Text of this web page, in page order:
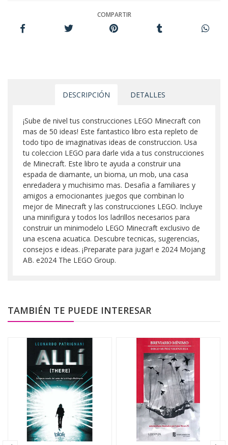
COMPARTIR
DESCRIPCIÓN DETALLES
¡Sube de nivel tus construcciones LEGO Minecraft con
mas de 50 ideas! Este fantastico libro esta repleto de
todo tipo de imaginativas ideas de construccion. Usa
tu coleccion LEGO para darle vida a tus construcciones
de Minecraft. Este libro te ayuda a construir una
espada de diamante, un bioma, un mob, una casa
enredadera y muchisimo mas. Desafia a familiares y
amigos a emocionantes juegos que combinan lo
mejor de Minecraft y las construcciones LEGO. Incluye
una minifigura y todos los ladrillos necesarios para
construir un minimodelo LEGO Minecraft exclusivo de
una escena acuatica. Descubre tecnicas, sugerencias,
consejos e ideas. ¡Preparate para jugar! e 2024 Mojang
AB. e2024 The LEGO Group.
TAMBIÉN TE PUEDE INTERESAR